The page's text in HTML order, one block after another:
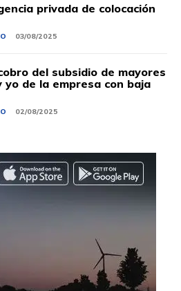
privada de colocación
03/08/2025
del subsidio de mayores
yo de la empresa con baja
02/08/2025